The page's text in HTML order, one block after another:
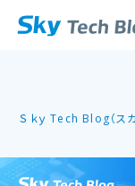
Ｓｋｙ Tech Blog（ス